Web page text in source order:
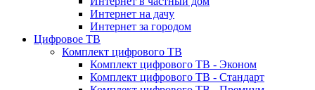
Интернет на дачу
Интернет за городом
Цифровое ТВ
Комплект цифрового ТВ
Комплект цифрового ТВ - Эконом
Комплект цифрового ТВ - Стандарт